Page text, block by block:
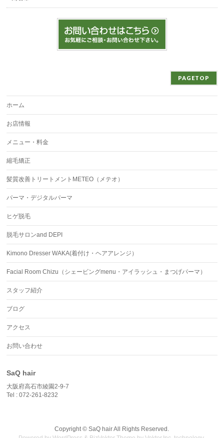
PAGETOP
ホーム
お店情報
メニュー・料金
縮毛矯正
髪質改善トリートメントMETEO（メテオ）
パーマ・デジタルパーマ
ヒゲ脱毛
脱毛サロンand DEPI
Kimono Dresser WAKA(着付け・ヘアアレンジ）
Facial Room Chizu（シェービングmenu・アイラッシュ・まつげパーマ）
スタッフ紹介
ブログ
アクセス
お問い合わせ
SaQ hair
大阪府高石市綾園2-9-7
Tel : 072-261-8232
Copyright ©SaQ hairAll Rights Reserved.